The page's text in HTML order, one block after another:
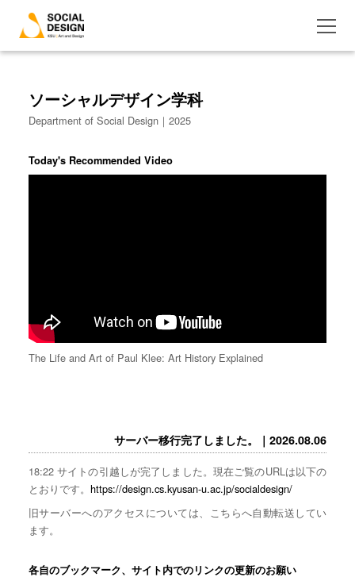
ソーシャルデザイン学科
Department of Social Design｜2025
Today's Recommended Video
The Life and Art of Paul Klee: Art History Explained
サーバー移行完了しました。｜2026.08.06
18:22 サイトの引越しが完了しました。現在ご覧のURLは以下の
とおりです。 https://design.cs.kyusan-u.ac.jp/socialdesign/
旧サーバーへのアクセスについては、こちらへ自動転送してい
ます。
各自のブックマーク、サイト内でのリンクの更新のお願い